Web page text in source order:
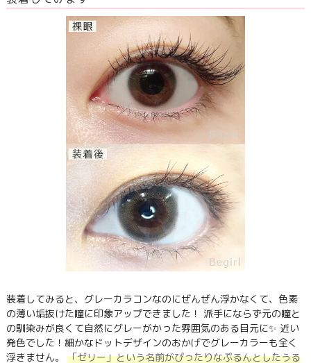
装着してみると、グレーカラコンなのにぜんぜん浮かなくて、色素
の薄い垢抜けた瞳に印象アップできました！ 派手にならず元の瞳と
の馴染みが良くて自然にグレーがかった雰囲気のある目元に✨ 近い
発色でした！細かなドットデザインのおかげでグレーカラーも全く
浮きません。 「ゼリー」という名前がぴったりなぷるんとしたうる